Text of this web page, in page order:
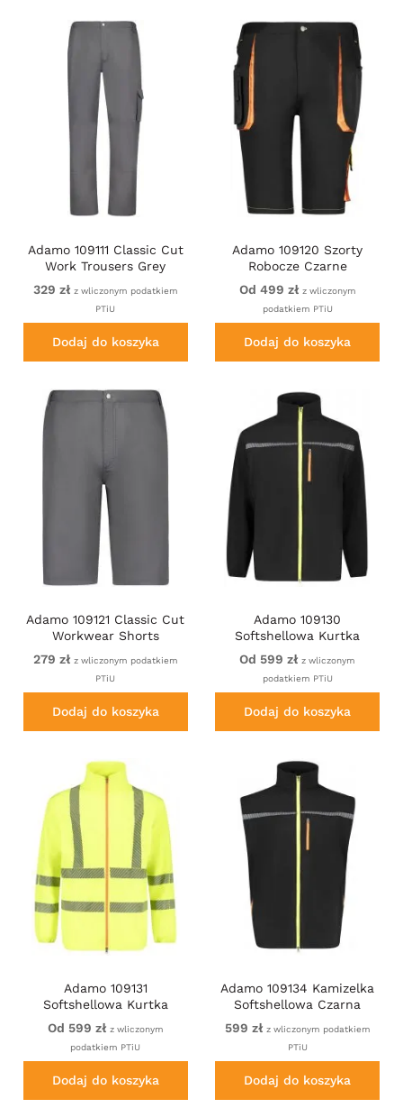
Adamo 109111 Classic Cut
Work Trousers Grey
329 zł z wliczonym podatkiem
PTiU
Dodaj do koszyka
Adamo 109120 Szorty
Robocze Czarne
Od 499 zł z wliczonym
podatkiem PTiU
Dodaj do koszyka
Adamo 109121 Classic Cut
Workwear Shorts
Graphite Grey
279 zł z wliczonym podatkiem
PTiU
Dodaj do koszyka
Adamo 109130
Softshellowa Kurtka
Robocza Czarna
Od 599 zł z wliczonym
podatkiem PTiU
Dodaj do koszyka
Adamo 109131
Softshellowa Kurtka
Ostrzegawcza Żółta
Od 599 zł z wliczonym
podatkiem PTiU
Dodaj do koszyka
Adamo 109134 Kamizelka
Softshellowa Czarna
599 zł z wliczonym podatkiem
PTiU
Dodaj do koszyka